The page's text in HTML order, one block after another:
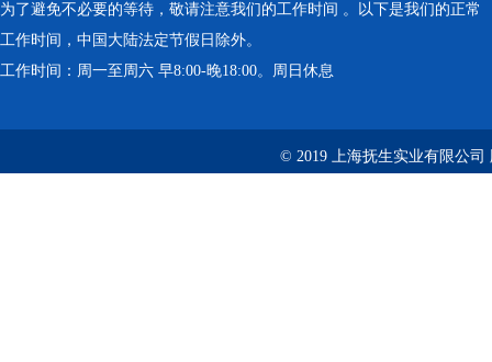
为了避免不必要的等待，敬请注意我们的工作时间 。以下是我们的正常
工作时间，中国大陆法定节假日除外。
工作时间：周一至周六 早8:00-晚18:00。周日休息
© 2019 上海抚生实业有限公司